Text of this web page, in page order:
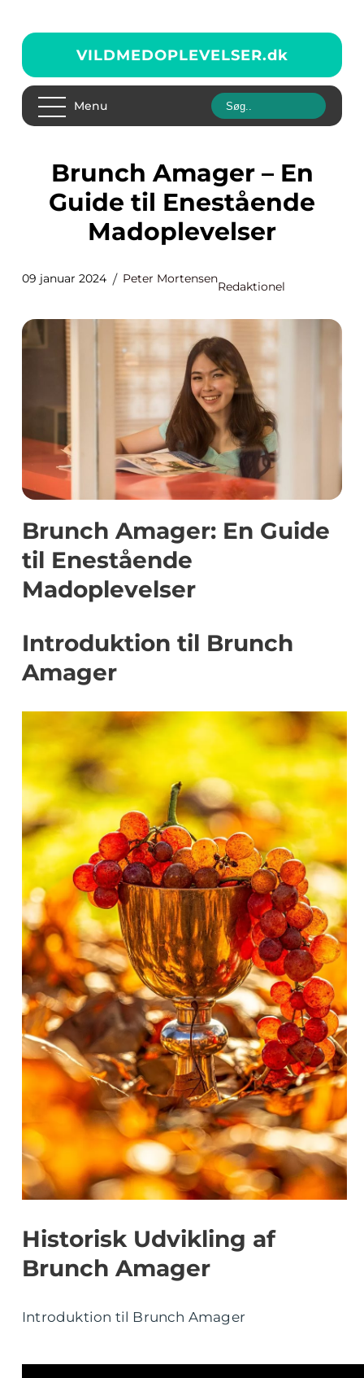
VILDMEDOPLEVELSER.dk
Menu
Brunch Amager – En
Guide til Enestående
Madoplevelser
09 januar 2024 Peter Mortensen
Redaktionel
Brunch Amager: En Guide
til Enestående
Madoplevelser
Introduktion til Brunch
Amager
Historisk Udvikling af
Brunch Amager
Introduktion til Brunch Amager